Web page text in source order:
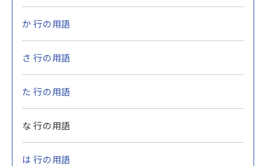
か 行の用語
さ 行の用語
た 行の用語
な 行の用語
は 行の用語